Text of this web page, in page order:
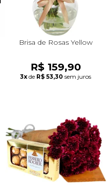
Brisa de Rosas Yellow
R$ 159,90
3x de R$ 53,30 sem juros